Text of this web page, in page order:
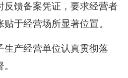
反馈备案凭证，要求经营者
于经营场所显著位置。
生产经营单位认真贯彻落